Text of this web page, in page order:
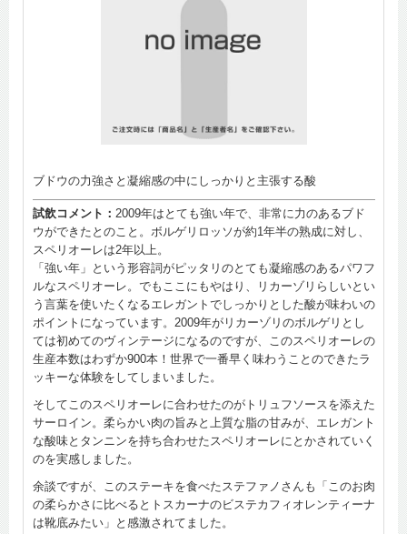
ブドウの力強さと凝縮感の中にしっかりと主張する酸
試飲コメント： 2009年はとても強い年で、非常に力のあるブド
ウができたとのこと。ボルゲリロッソが約1年半の熟成に対し、
スペリオーレは2年以上。
「強い年」という形容詞がピッタリのとても凝縮感のあるパワフ
ルなスペリオーレ。でもここにもやはり、リカーゾリらしいとい
う言葉を使いたくなるエレガントでしっかりとした酸が味わいの
ポイントになっています。2009年がリカーゾリのボルゲリとし
ては初めてのヴィンテージになるのですが、このスペリオーレの
生産本数はわずか900本！世界で一番早く味わうことのできたラ
ッキーな体験をしてしまいました。
そしてこのスペリオーレに合わせたのがトリュフソースを添えた
サーロイン。柔らかい肉の旨みと上質な脂の甘みが、エレガント
な酸味とタンニンを持ち合わせたスペリオーレにとかされていく
のを実感しました。
余談ですが、このステーキを食べたステファノさんも「このお肉
の柔らかさに比べるとトスカーナのビステカフィオレンティーナ
は靴底みたい」と感激されてました。